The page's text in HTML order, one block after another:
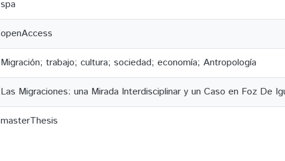
spa
openAccess
Migración; trabajo; cultura; sociedad; economía; Antropología
Las Migraciones: una Mirada Interdisciplinar y un Caso en Foz De
masterThesis